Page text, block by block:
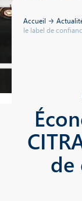
Accueil
le label de
de